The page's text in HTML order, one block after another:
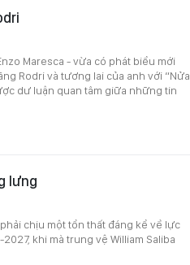
Maresca - vừa có phát biểu mới
Rodri và tương lai của anh với “Nửa
dư luận quan tâm giữa những tin
lưng
chịu một tổn thất đáng kể về lực
khi mà trung vệ William Saliba